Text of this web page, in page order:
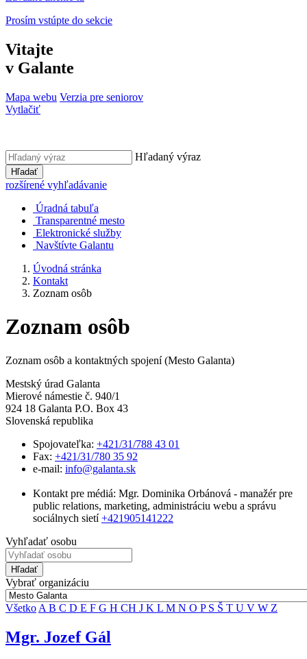
Prosím vstúpte do sekcie
Vitajte
v Galante
Mapa webu Verzia pre seniorov
Vytlačiť
Hľadaný výraz
Hľadať
rozšírené vyhľadávanie
Úradná tabuľa
Transparentné mesto
Elektronické služby
Navštívte Galantu
Úvodná stránka
Kontakt
Zoznam osôb
Zoznam osôb
Zoznam osôb a kontaktných spojení (Mesto Galanta)
Mestský úrad Galanta
Mierové námestie č. 940/1
924 18 Galanta P.O. Box 43
Slovenská republika
Spojovateľka: +421/31/788 43 01
Fax: +421/31/780 35 92
e-mail: info@galanta.sk
Kontakt pre médiá: Mgr. Dominika Orbánová - manažér pre
public relations, marketing, administráciu webu a správu
sociálnych sietí+421905141222
Vyhľadať osobu
Hľadať
Vybrať organizáciu
Všetko A B C D E F G H CH J K L M N O P S Š T U V W Z
Mgr. Jozef Gál